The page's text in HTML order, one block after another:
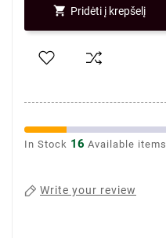
 Pridėti į krepšelį
In Stock 16 Available items
Write your review